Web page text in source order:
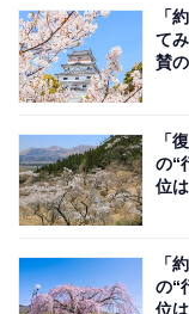
「
て
賛
「
の“
位
「
の“
位